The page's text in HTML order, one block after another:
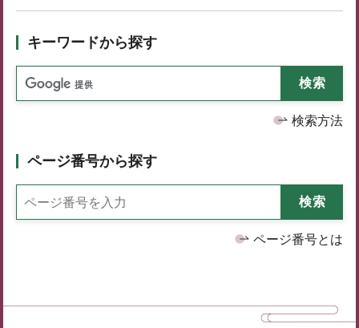
キーワードから探す
検索方法
ページ番号から探す
ページ番号とは